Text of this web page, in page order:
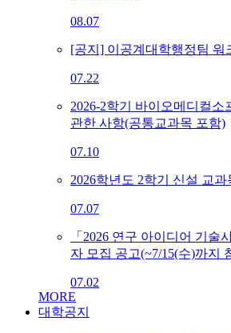
08.07
[공지] 이공계대학행정팀 워
07.22
2026-2학기 바이오메디컬소
관한 사항(공통교과목 포함)
07.10
2026학년도 2학기 신설 교과
07.07
「2026 연구 아이디어 기술
자 모집 공고(~7/15(수)까지
07.02
MORE
대학공지